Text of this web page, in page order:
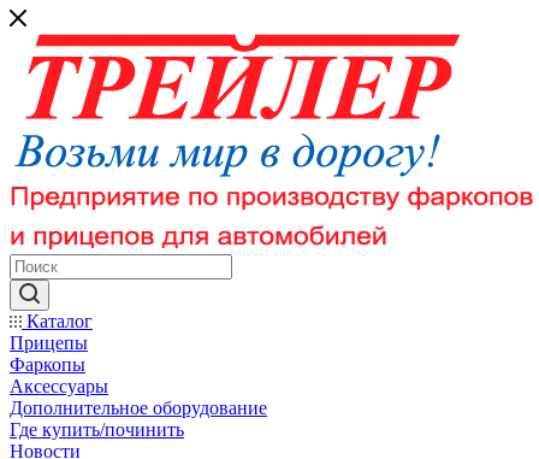
Каталог
Прицепы
Фаркопы
Аксессуары
Дополнительное оборудование
Где купить/починить
Новости